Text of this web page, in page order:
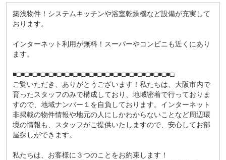
築浅物件！システムキッチンや浴室乾燥機など設備が充実して
おります。
インターネット利用が無料！スーパーやコンビニも近くにあり
ます。
■□■□■□■□■□■□■□■□■□■□■□■□■□■□■□■□■□■□■□■□
ご覧いただき、ありがとうございます！私たちは、大阪市内で
育ったスタッフのみで構成しており、地域密着で行っておりま
すので、地域ナンバー１を自負しております。インターネット
非掲載の物件情報や地元の人にしかわからないことなど周辺環
境の情報も、スタッフがご提供いたしますので、安心してお部
屋探しができます。
私たちは、お客様に３つのことをお約束します！